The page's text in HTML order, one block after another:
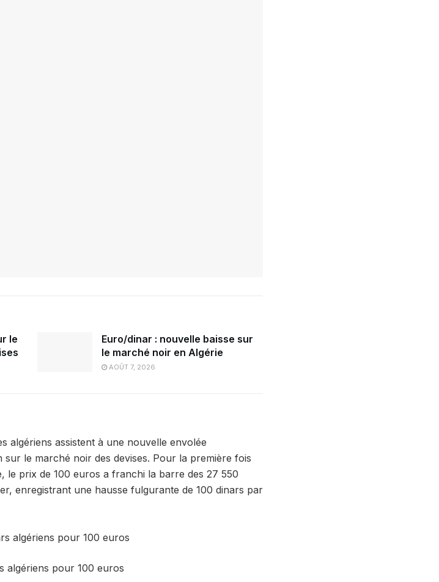
le
Euro/dinar : nouvelle baisse sur
le marché noir en Algérie
AOÛT 7, 2026
algériens assistent à une nouvelle envolée
sur le marché noir des devises. Pour la première fois
le prix de 100 euros a franchi la barre des 27 550
enregistrant une hausse fulgurante de 100 dinars par
algériens pour 100 euros
algériens pour 100 euros